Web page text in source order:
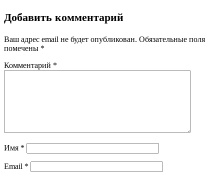
Добавить комментарий
Ваш адрес email не будет опубликован. Обязательные поля
помечены *
Комментарий *
Имя *
Email *